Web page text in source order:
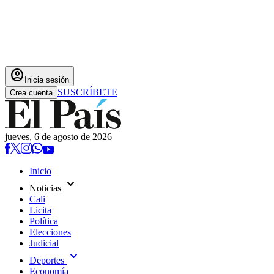
account_circle Inicia sesión
Crea cuenta SUSCRÍBETE
jueves, 6 de agosto de 2026
Inicio
Noticias expand_more
Cali
Licita
Política
Elecciones
Judicial
Deportes expand_more
Economía